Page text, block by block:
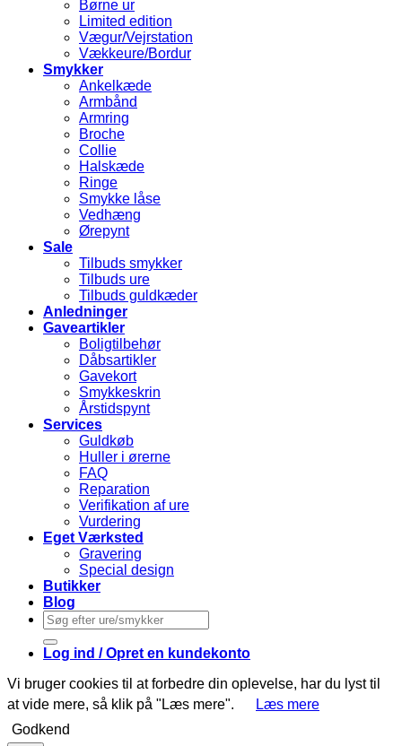
Børne ur
Limited edition
Vægur/Vejrstation
Vækkeure/Bordur
Smykker
Ankelkæde
Armbånd
Armring
Broche
Collie
Halskæde
Ringe
Smykke låse
Vedhæng
Ørepynt
Sale
Tilbuds smykker
Tilbuds ure
Tilbuds guldkæder
Anledninger
Gaveartikler
Boligtilbehør
Dåbsartikler
Gavekort
Smykkeskrin
Årstidspynt
Services
Guldkøb
Huller i ørerne
FAQ
Reparation
Verifikation af ure
Vurdering
Eget Værksted
Gravering
Special design
Butikker
Blog
Søg
efter:
Log ind / Opret en kundekonto
Vi bruger cookies til at forbedre din oplevelse, har du lyst til
at vide mere, så klik på "Læs mere".
Læs mere
Godkend